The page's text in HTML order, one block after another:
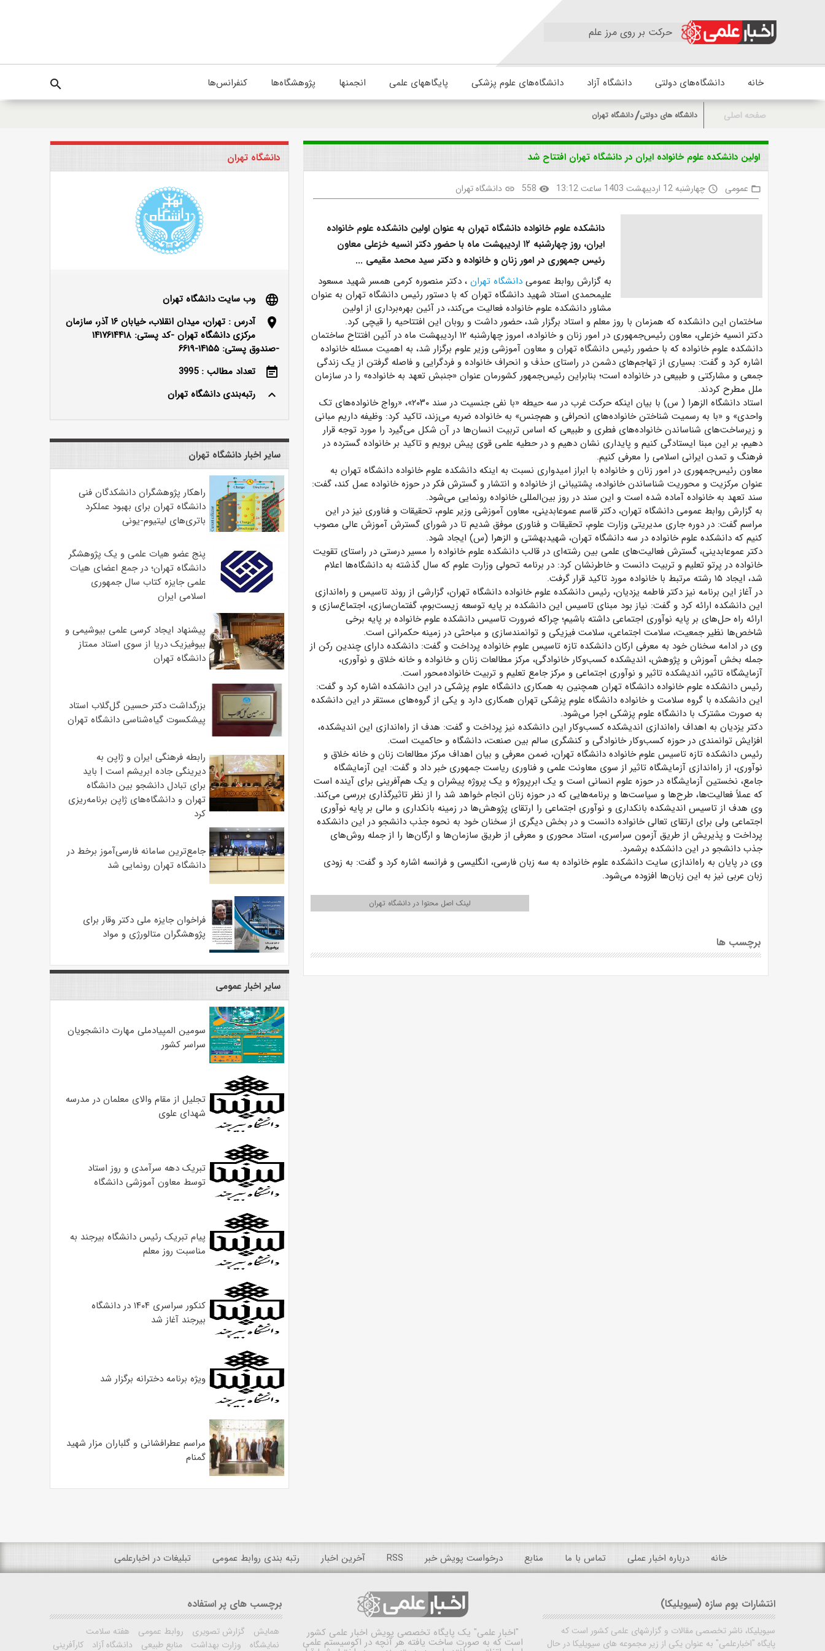
حرکت بر روی مرز علم
خانه دانشگاه‌های دولتی دانشگاه آزاد دانشگاه‌های علوم پزشکی پایگاههای علمی انجمنها پژوهشگاه‌ها کنفرانس‌ها search
صفحه اصلی دانشگاه های دولتی دانشگاه تهران
اولین دانشکده علوم خانواده ایران در دانشگاه تهران افتتاح شد
folder_open عمومی access_time چهارشنبه 12 اردیبهشت 1403 ساعت 13:12 visibility
558
link دانشگاه تهران
دانشکده علوم خانواده دانشگاه تهران به عنوان اولین دانشکده علوم خانواده
ایران، روز چهارشنبه ۱۲ اردیبهشت ماه با حضور دکتر انسیه خزعلی معاون
رئیس جمهوری در امور زنان و خانواده و دکتر سید محمد مقیمی ...
به گزارش روابط عمومی دانشگاه تهران ، دکتر منصوره کرمی همسر شهید مسعود
علیمحمدی استاد شهید دانشگاه تهران که با دستور رئیس دانشگاه تهران به عنوان
مشاور دانشکده علوم خانواده فعالیت می‌کند، در آئین بهره‌برداری از اولین
ساختمان این دانشکده که همزمان با روز معلم و استاد برگزار شد، حضور داشت و روبان این افتتاحیه را قیچی کرد.
دکتر انسیه خزعلی، معاون رئیس‌جمهوری در امور زنان و خانواده، امروز چهارشنبه ۱۲ اردیبهشت ماه در
آئین افتتاح ساختمان
دانشکده علوم خانواده که با حضور رئیس دانشگاه تهران و معاون آموزشی وزیر علوم برگزار شد، به اهمیت مسئله خانواده
اشاره کرد و گفت: بسیاری از تهاجم‌های دشمن در راستای حذف و انحراف خانواده و فردگرایی و فاصله گرفتن از یک زندگی
جمعی و مشارکتی و طبیعی در خانواده است؛ بنابراین رئیس‌جمهور کشورمان عنوان «جنبش تعهد به خانواده» را در سازمان
ملل مطرح کردند.
استاد دانشگاه الزهرا ( س)
با بیان اینکه حرکت غرب در سه حیطه «با نفی جنسیت در سند ۲۰۳۰»، «رواج خانواده‌های تک
واحدی» و «با به رسمیت شناختن خانواده‌های انحرافی و هم‌جنس» به خانواده ضربه می‌زند، تاکید کرد: وظیفه داریم مبانی
و زیرساخت‌های شناساندن خانواده‌های فطری و طبیعی که اساس تربیت انسان‌ها در آن شکل می‌گیرد را مورد توجه قرار
دهیم، بر این مبنا ایستادگی کنیم و پایداری نشان دهیم و در حطیه علمی قوی پیش برویم و تاکید بر خانواده گسترده در
فرهنگ و تمدن ایرانی اسلامی را معرفی کنیم.
معاون رئیس‌جمهوری در امور زنان و خانواده با ابراز امیدواری نسبت به اینکه دانشکده علوم خانواده دانشگاه تهران به
عنوان مرکزیت و محوریت شناساندن خانواده، پشتیبانی از خانواده و انتشار و گسترش فکر در حوزه خانواده عمل کند، گفت:
سند تعهد به خانواده آماده شده است و این سند در روز بین‌المللی خانواده رونمایی می‌شود.
به گزارش روابط عمومی دانشگاه تهران، دکتر قاسم عموعابدینی، معاون آموزشی وزیر علوم، تحقیقات و فناوری نیز در این
مراسم گفت: در دوره جاری مدیریتی وزارت علوم، تحقیقات و فناوری موفق شدیم تا در شورای گسترش آموزش عالی مصوب
کنیم که دانشکده علوم خانواده در سه دانشگاه تهران، شهیدبهشتی و الزهرا (س) ایجاد شود.
دکتر عموعابدینی، گسترش فعالیت‌های علمی بین رشته‌ای در قالب دانشکده علوم خانواده را مسیر درستی در راستای تقویت
خانواده در پرتو تعلیم و تربیت دانست و خاطرنشان کرد: در برنامه تحولی وزارت علوم که سال گذشته به دانشگاه‌ها اعلام
شد، ایجاد ۱۵ رشته مرتبط با خانواده مورد تاکید قرار گرفت.
در آغاز این برنامه نیز دکتر فاطمه یزدیان، رئیس دانشکده علوم خانواده دانشگاه تهران، گزارشی از روند تاسیس و راه‌اندازی
این دانشکده ارائه کرد و گفت: نیاز بود مبنای تاسیس این دانشکده بر پایه توسعه زیست‌بوم، گفتمان‌سازی، اجتماع‌سازی و
ارائه راه حل‌های بر پایه نوآوری اجتماعی داشته باشیم؛ چراکه ضرورت تاسیس دانشکده علوم خانواده بر پایه برخی
شاخص‌ها نظیر جمعیت، سلامت اجتماعی، سلامت فیزیکی و توانمندسازی و مباحثی در زمینه حکمرانی است.
وی در ادامه سخنان خود به معرفی ارکان دانشکده تازه تاسیس علوم خانواده پرداخت و گفت: دانشکده دارای چندین رکن از
جمله بخش آموزش و پژوهش، اندیشکده کسب‌وکار خانوادگی، مرکز مطالعات زنان و خانواده و خانه خلاق و نوآوری،
آزمایشگاه تاثیر، اندیشکده تاثیر و نوآوری اجتماعی و مرکز جامع تعلیم و تربیت خانواده‌محور است.
رئیس دانشکده علوم خانواده دانشگاه تهران همچنین به همکاری دانشگاه علوم پزشکی در این دانشکده اشاره کرد و گفت:
این دانشکده با گروه سلامت و خانواده دانشگاه علوم پزشکی تهران همکاری دارد و یکی از گروه‌های مستقر در این دانشکده
به صورت مشترک با دانشگاه علوم پزشکی اجرا می‌شود.
دکتر یزدیان به اهداف راه‌اندازی اندیشکده کسب‌وکار این دانشکده نیز پرداخت و گفت: هدف از راه‌اندازی این اندیشکده،
افزایش توانمندی در حوزه کسب‌وکار خانوادگی و کنشگری سالم بین صنعت، دانشگاه و حاکمیت است.
رئیس دانشکده تازه تاسیس علوم خانواده دانشگاه تهران، ضمن معرفی و بیان اهداف مرکز مطالعات زنان و خانه خلاق و
نوآوری، از راه‌اندازی آزمایشگاه تاثیر از سوی معاونت علمی و فناوری ریاست جمهوری خبر داد و گفت: این آزمایشگاه
جامع، نخستین آزمایشگاه در حوزه علوم انسانی است و یک ابرپروژه و یک پروژه پیشران و یک هم‌آفرینی برای آینده است
که عملاً فعالیت‌ها، طرح‌ها و سیاست‌ها و برنامه‌هایی که در حوزه زنان انجام خواهد شد را از نظر تاثیرگذاری بررسی می‌کند.
وی هدف از تاسیس اندیشکده بانکداری و نوآوری اجتماعی را ارتقای پژوهش‌ها در زمینه بانکداری و مالی بر پایه نوآوری
اجتماعی ولی برای ارتقای تعالی خانواده دانست و در بخش دیگری از سخنان خود به نحوه جذب دانشجو در این دانشکده
پرداخت و پذیریش از طریق آزمون سراسری، استاد محوری و معرفی از طریق سازمان‌ها و ارگان‌ها را از جمله روش‌های
جذب دانشجو در این دانشکده برشمرد.
وی در پایان به راه‌اندازی سایت دانشکده علوم خانواده به سه زبان فارسی، انگلیسی و فرانسه اشاره کرد و گفت: به زودی
زبان عربی نیز به این زبان‌ها افزوده می‌شود.
لینک اصل محتوا در دانشگاه تهران
برچسب ها
دانشگاه تهران
language
وب سایت دانشگاه تهران
location_on
آدرس : تهران، میدان انقلاب، خیابان ۱۶ آذر، سازمان
مرکزی دانشگاه تهران -کد پستی: ۱۴۱۷۶۱۴۴۱۸
-صندوق پستی: ۱۴۱۵۵-۶۶۱۹
event_note
تعداد مطالب : 3995
keyboard_arrow_up
رتبه‌بندی دانشگاه تهران
سایر اخبار دانشگاه تهران
راهکار پژوهشگران دانشکدگان فنی
دانشگاه تهران برای بهبود عملکرد
باتری‌های لیتیوم-یونی
پنج عضو هیات علمی و یک پژوهشگر
دانشگاه تهران؛ در جمع اعضای هیات
علمی جایزه کتاب سال جمهوری
اسلامی ایران
پیشنهاد ایجاد کرسی علمی بیوشیمی و
بیوفیزیک دریا از سوی استاد ممتاز
دانشگاه تهران
بزرگداشت دکتر حسین گل‌گلاب استاد
پیشکسوت گیاه‌شناسی دانشگاه تهران
رابطه فرهنگی ایران و ژاپن به
دیرینگی جاده ابریشم است | باید
برای تبادل دانشجو بین دانشگاه
تهران و دانشگاه‌های ژاپن برنامه‌ریزی
کرد
جامع‌ترین سامانه فارسی‌آموز برخط در
دانشگاه تهران رونمایی شد
فراخوان جایزه ملی دکتر وقار برای
پژوهشگران متالورژی و مواد
سایر اخبار عمومی
سومین المپیادملی مهارت دانشجویان
سراسر کشور
تجلیل از مقام والای معلمان در مدرسه
شهدای علوی
تبریک دهه سرآمدی و روز استاد
توسط معاون آموزشی دانشگاه
پیام تبریک رئیس دانشگاه بیرجند به
مناسبت روز معلم
کنکور سراسری ۱۴۰۴ در دانشگاه
بیرجند آغاز شد
ویژه برنامه دخترانه برگزار شد
مراسم عطرافشانی و گلباران مزار شهید
گمنام
خانه درباره اخبار عملی تماس با ما منابع درخواست پویش خبر RSS آخرین اخبار رتبه بندی روابط عمومی تبلیغات در اخبارعلمی
انتشارات بوم سازه (سیویلیکا)
سیویلیکا، ناشر تخصصی مقالات و گزارشهای علمی کشور است که
پایگاه "اخبارعلمی" به عنوان یکی از زیر مجموعه های سیویلیکا در حال
"اخبار علمی" یک پایگاه تخصصی پویش اخبار علمی کشور
است که به صورت ساخت یافته هر آنچه در اکوسیستم علمی
برچسب های پر استفاده
همایش گزارش تصویری روابط عمومی
هفته سلامت
نمایشگاه
وزارت بهداشت منابع طبیعی دانشگاه آزاد کارآفرینی